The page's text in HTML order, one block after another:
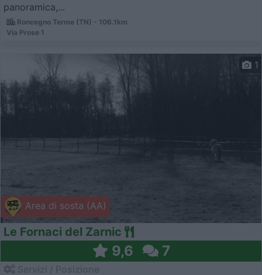
panoramica,...
Roncegno Terme (TN) - 106.1km
Via Prose 1
Area di sosta (AA)
1
Le Fornaci del Zarnic
9,6 7